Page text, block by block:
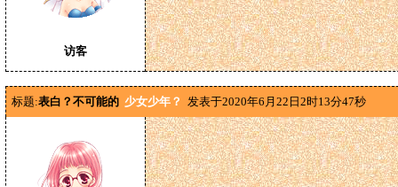
访客
标题:表白？不可能的 少女少年？ 发表于2020年6月22日2时13分47秒